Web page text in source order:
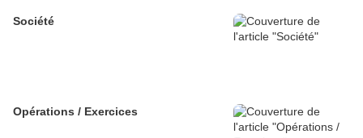
Société
Opérations / Exercices